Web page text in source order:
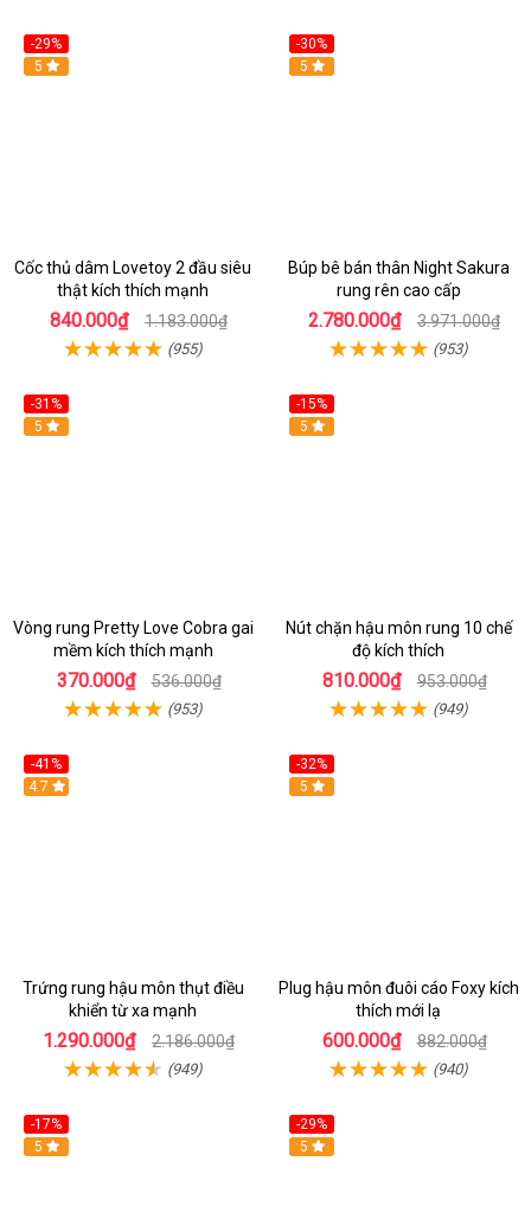
-29%
Hot
5
Cốc thủ dâm Lovetoy 2 đầu siêu
thật kích thích mạnh
840.000₫ 1.183.000₫
(955)
-30%
Hot
5
Búp bê bán thân Night Sakura
rung rên cao cấp
2.780.000₫ 3.971.000₫
(953)
-31%
5
Vòng rung Pretty Love Cobra gai
mềm kích thích mạnh
370.000₫ 536.000₫
(953)
-15%
Hot
5
Nút chặn hậu môn rung 10 chế
độ kích thích
810.000₫ 953.000₫
(949)
-41%
Hot
4.7
Trứng rung hậu môn thụt điều
khiển từ xa mạnh
1.290.000₫ 2.186.000₫
(949)
-32%
Hot
5
Plug hậu môn đuôi cáo Foxy kích
thích mới lạ
600.000₫ 882.000₫
(940)
-17%
5
-29%
5